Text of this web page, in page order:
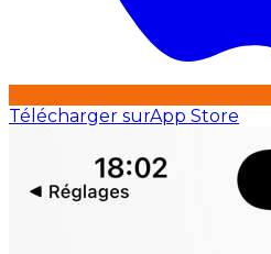
Télécharger surApp Store